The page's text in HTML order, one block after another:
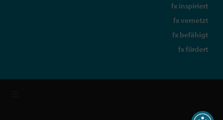
fx inspiriert
fx vernetzt
fx befähigt
fx fördert